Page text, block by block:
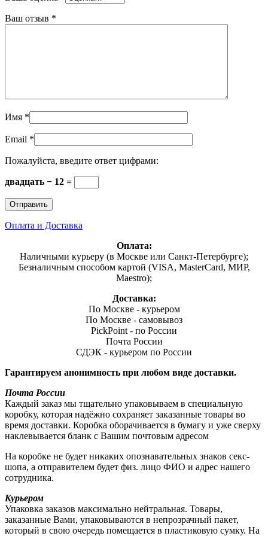
Ваш отзыв *
Имя *
Email *
Пожалуйста, введите ответ цифрами:
двадцать − 12 =
Оплата и Доставка
Оплата:
Наличными курьеру (в Москве или Санкт-Петербурге);
Безналичным способом картой (VISA, MasterCard, МИР,
Maestro);
Доставка:
По Москве - курьером
По Москве - самовывоз
PickPoint - по России
Почта России
СДЭК - курьером по России
Гарантируем анонимность при любом виде доставки.
Почта России
Каждый заказ мы тщательно упаковываем в специальную
коробку, которая надёжно сохраняет заказанные товары во
время доставки. Коробка оборачивается в бумагу и уже сверху
наклевывается бланк с Вашим почтовым адресом
На коробке не будет никаких опознавательных знаков секс-
шопа, а отправителем будет физ. лицо ФИО и адрес нашего
сотрудника.
Курьером
Упаковка заказов максимально нейтральная. Товары,
заказанные Вами, упаковываются в непрозрачный пакет,
который в свою очередь помещается в пластиковую сумку. На